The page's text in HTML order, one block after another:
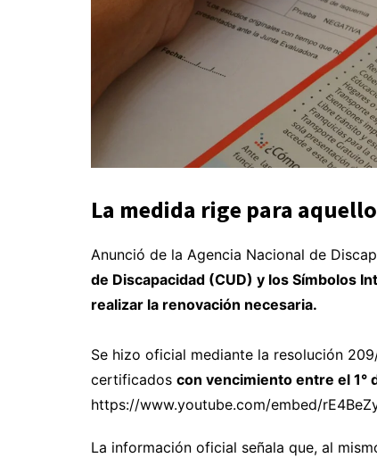
La medida rige para
Anunció de la Agencia Nacional de
de Discapacidad (CUD) y los Símbolos
realizar la renovación necesaria.
Se hizo oficial mediante la resolución
certificados con vencimiento entre el 1°
https://www.youtube.com/embed/
La información oficial señala que, al